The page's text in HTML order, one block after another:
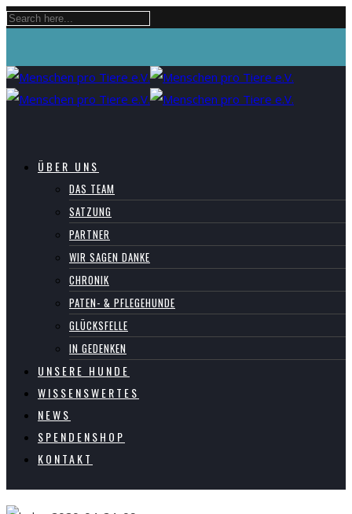
ÜBER UNS
DAS TEAM
SATZUNG
PARTNER
WIR SAGEN DANKE
CHRONIK
PATEN- & PFLEGEHUNDE
GLÜCKSFELLE
IN GEDENKEN
UNSERE HUNDE
WISSENSWERTES
NEWS
SPENDENSHOP
KONTAKT